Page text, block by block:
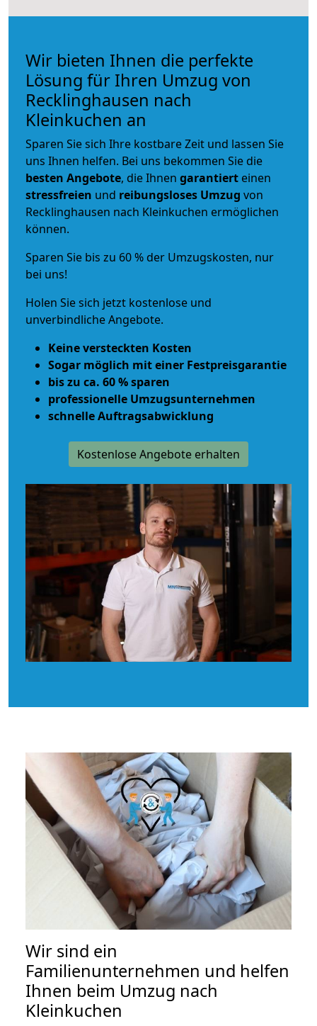
Wir bieten Ihnen die perfekte
Lösung für Ihren Umzug von
Recklinghausen nach
Kleinkuchen an
Sparen Sie sich Ihre kostbare Zeit und lassen Sie
uns Ihnen helfen. Bei uns bekommen Sie die
besten Angebote, die Ihnen garantiert einen
stressfreien und reibungsloses Umzug von
Recklinghausen nach Kleinkuchen ermöglichen
können.
Sparen Sie bis zu 60 % der Umzugskosten, nur
bei uns!
Holen Sie sich jetzt kostenlose und
unverbindliche Angebote.
Keine versteckten Kosten
Sogar möglich mit einer Festpreisgarantie
bis zu ca. 60 % sparen
professionelle Umzugsunternehmen
schnelle Auftragsabwicklung
Kostenlose Angebote erhalten
Wir sind ein
Familienunternehmen und helfen
Ihnen beim Umzug nach
Kleinkuchen